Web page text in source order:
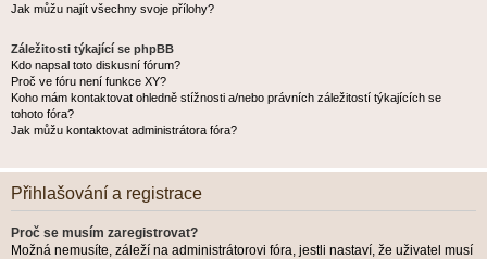
Jak můžu najít všechny svoje přílohy?
Záležitosti týkající se phpBB
Kdo napsal toto diskusní fórum?
Proč ve fóru není funkce XY?
Koho mám kontaktovat ohledně stížnosti a/nebo právních záležitostí týkajících se
tohoto fóra?
Jak můžu kontaktovat administrátora fóra?
Přihlašování a registrace
Proč se musím zaregistrovat?
Možná nemusíte, záleží na administrátorovi fóra, jestli nastaví, že uživatel musí